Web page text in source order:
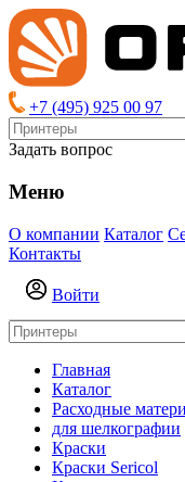
+7 (495) 925 00 97
Задать вопрос
Меню
О компании Каталог
Контакты
Войти
Главная
Каталог
Расходные
для шелкографии
Краски
Краски Sericol